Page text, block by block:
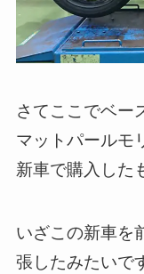
さてここでベー
マットパールモ
新車で購入した
いざこの新車を
張したみたいで